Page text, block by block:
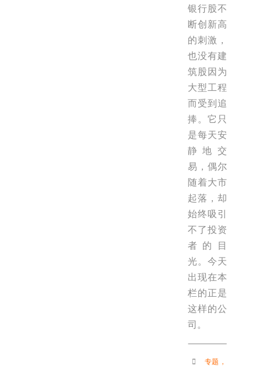
银行股不
断创新高
的刺激，
也没有建
筑股因为
大型工程
而受到追
捧。它只
是每天安
静地交
易，偶尔
随着大市
起落，却
始终吸引
不了投资
者的目
光。今天
出现在本
栏的正是
这样的公
司。
专题 ，